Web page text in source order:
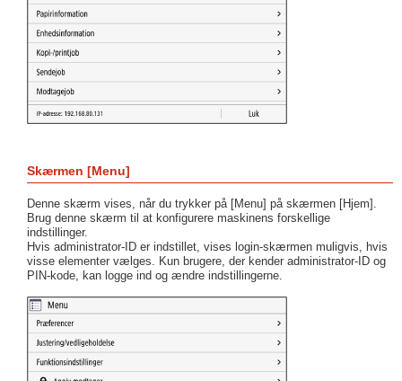
Skærmen [Menu]
Denne skærm vises, når du trykker på [Menu] på skærmen [Hjem].
Brug denne skærm til at konfigurere maskinens forskellige
indstillinger.
Hvis administrator-ID er indstillet, vises login-skærmen muligvis, hvis
visse elementer vælges. Kun brugere, der kender administrator-ID og
PIN-kode, kan logge ind og ændre indstillingerne.